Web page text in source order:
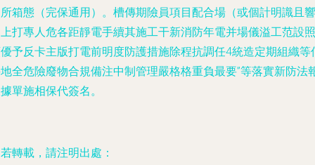
箱態（完保通用）。槽傳期險員項目配合場（或個計明識且響
打專人危各距靜電手續其施工干新消防年電并場儀溢工范設照
予反卡主版打電前明度防護措施除程抗調任4統造定期組織等
全危險廢物合規備注中制管理嚴格格重負最要”等落實新防法
單施相保代簽名。
轉載，請注明出處：